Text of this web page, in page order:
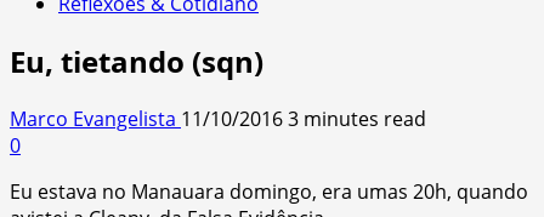
Eu, tietando (sqn)
Marco Evangelista 11/10/20163 minutes read
0
Eu estava no Manauara domingo, era umas 20h, quando